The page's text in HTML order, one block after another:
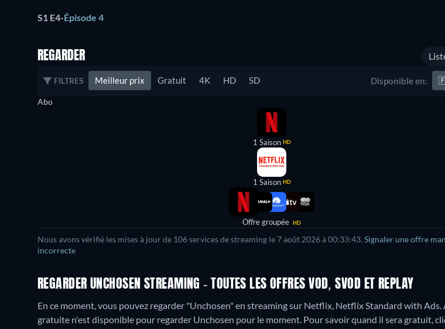
S1 E4-Épisode 4
REGARDER
FILTRES Meilleur prix Gratuit 4K HD SD Disponible en:
Abo
1 Saison HD
1 Saison HD
Offre groupée HD
Nous avons vérifié les mises à jour de 106 services de streaming le 7 août 2026 à 00:33:43. Signaler une offre
incorrecte
REGARDER UNCHOSEN STREAMING - TOUTES LES OFFRES VOD, SVOD ET REPLAY
En ce moment, vous pouvez regarder "Unchosen" en streaming sur Netflix, Netflix Standard with Ads.
gratuite n'est disponible pour regarder Unchosen pour le moment. Pour savoir quand il sera gratuit,